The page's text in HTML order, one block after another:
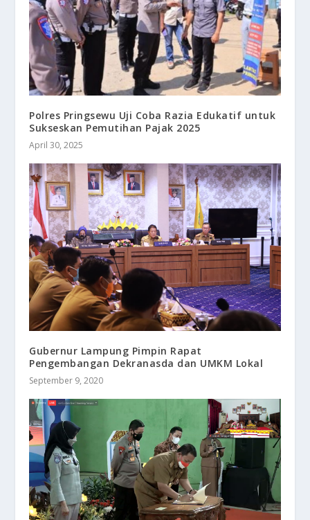
Polres Pringsewu Uji Coba Razia Edukatif untuk
Sukseskan Pemutihan Pajak 2025
April 30, 2025
Gubernur Lampung Pimpin Rapat
Pengembangan Dekranasda dan UMKM Lokal
September 9, 2020